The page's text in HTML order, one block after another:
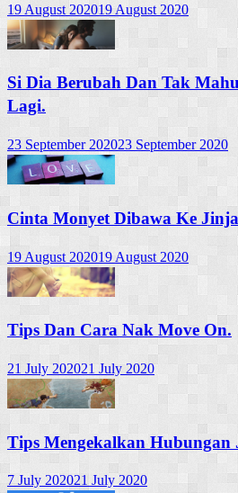
19 August 202019 August 2020
Si Dia Berubah Dan Tak
Lagi.
23 September 202023 September 2020
Cinta Monyet Dibawa Ke
19 August 202019 August 2020
Tips Dan Cara Nak Move On.
21 July 202021 July 2020
Tips Mengekalkan Hubungan
7 July 202021 July 2020